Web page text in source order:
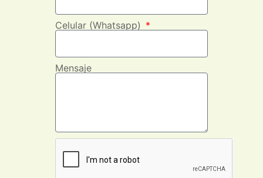
Celular (Whatsapp)
Mensaje